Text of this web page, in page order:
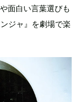
面白い言葉選びも
ジャ』を劇場で楽